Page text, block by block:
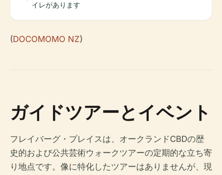
イレがあります
(DOCOMOMO NZ)
ガイドツアーとイベント
フレイバーグ・プレイスは、オークランドCBDの歴
史的および公共芸術ウォークツアーの定期的な立ち寄
り地点です。像に特化したツアーはありませんが、現